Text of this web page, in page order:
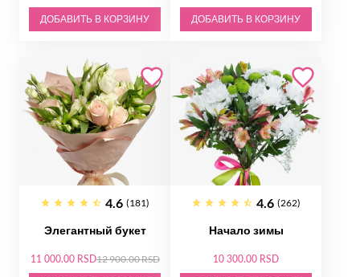
ДОБАВИТЬ В КОРЗИНУ ДОБАВИТЬ В КОРЗИНУ
4.6 (181)
Элегантный букет
11 000.00 RSD12 900.00 RSD
4.6 (262)
Начало зимы
10 300.00 RSD